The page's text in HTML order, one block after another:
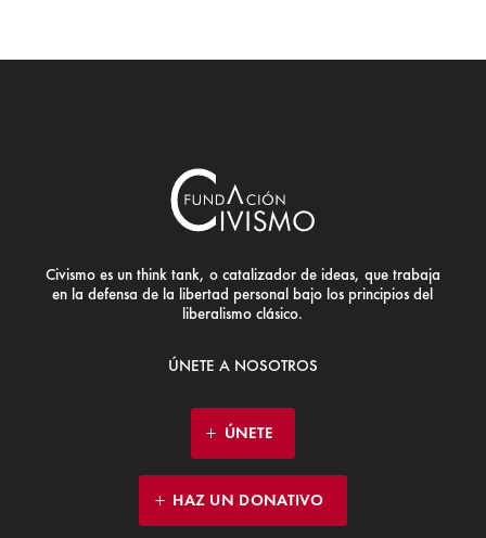
Civismo es un think tank, o catalizador de ideas, que trabaja
en la defensa de la libertad personal bajo los principios del
liberalismo clásico.
ÚNETE A NOSOTROS
ÚNETE
HAZ UN DONATIVO